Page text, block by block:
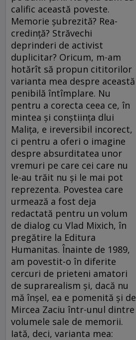
calific această poveste.
Memorie şubrezită? Rea-
credinţă? Străvechi
deprinderi de activist
duplicitar? Oricum, m-am
hotărît să propun cititorilor
varianta mea despre această
penibilă întîmplare. Nu
pentru a corecta ceea ce, în
mintea şi conştiinţa dlui
Maliţa, e ireversibil incorect,
ci pentru a oferi o imagine
despre absurditatea unor
vremuri pe care cei care nu
le-au trăit nu şi le mai pot
reprezenta. Povestea care
urmează a fost deja
redactată pentru un volum
de dialog cu Vlad Mixich, în
pregătire la Editura
Humanitas. Înainte de 1989,
am povestit-o în diferite
cercuri de prieteni amatori
de suprarealism şi, dacă nu
mă înşel, ea e pomenită şi de
Mircea Zaciu într-unul dintre
volumele sale de memorii.
Iată, deci, varianta mea: